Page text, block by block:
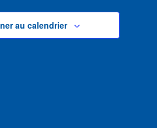
au calendrier